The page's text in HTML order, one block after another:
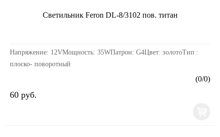
Светильник Feron DL-8/3102 пов. титан
Напряжение: 12VМощность: 35WПатрон: G4Цвет: золотоТип :
плоско- поворотный
(0/0)
60 руб.